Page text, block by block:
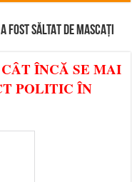
FOST SĂLTAT DE MASCAȚI
ÎNCĂ SE MAI
POLITIC ÎN